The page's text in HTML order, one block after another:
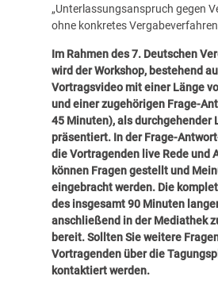
„Unterlassungsanspruch gegen
ohne konkretes
Im Rahmen des7. Deutschen
wird der Workshop, bestehend
Vortragsvideo mit einer Länge
und einer zugehörigen Frage-
45 Minuten), als durchgehender
präsentiert. In der Frage-
die Vortragenden live Rede und
können Fragen gestellt und
eingebracht werden. Die
des insgesamt 90 Minuten
anschließend in der Mediathek
bereit. Sollten Sie weitere
Vortragenden über die
kontaktiert werden.